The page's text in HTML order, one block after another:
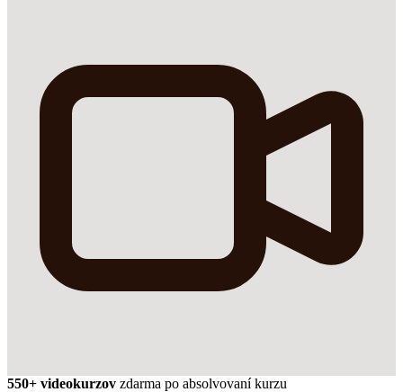
550+ videokurzov zdarma po absolvovaní kurzu